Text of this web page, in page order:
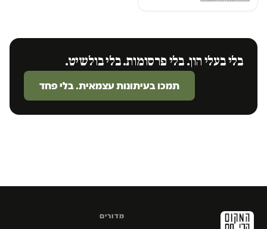
בלי בעלי הון. בלי פרסומות. בלי בולשיט.
תמכו בעיתונות עצמאית. בלי פחד
מדורים